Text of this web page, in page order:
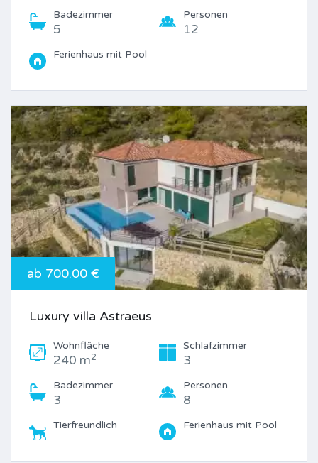
Badezimmer
5
Personen
12
Ferienhaus mit Pool
ab 700.00 €
Luxury villa Astraeus
Wohnfläche
240 m2
Schlafzimmer
3
Badezimmer
3
Personen
8
Tierfreundlich Ferienhaus mit Pool